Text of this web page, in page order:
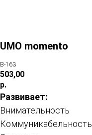
UMO momento
В-163
503,00
р.
Развивает:
Внимательность
Коммуникабельность